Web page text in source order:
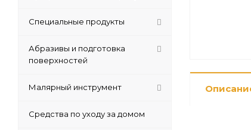
Специальные продукты
Абразивы и подготовка
поверхностей
Малярный инструмент
Средства по уходу за домом